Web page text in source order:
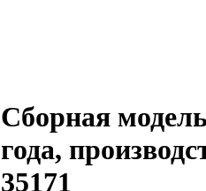
Сборная
года,
35171